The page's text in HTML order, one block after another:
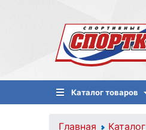
Каталог товаров
Главная Каталог